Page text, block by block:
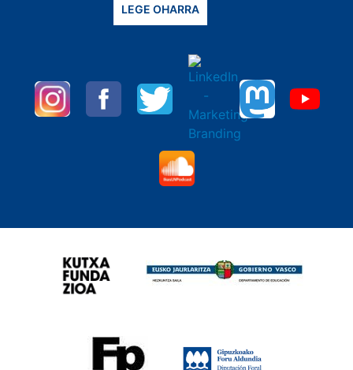
LEGE OHARRA